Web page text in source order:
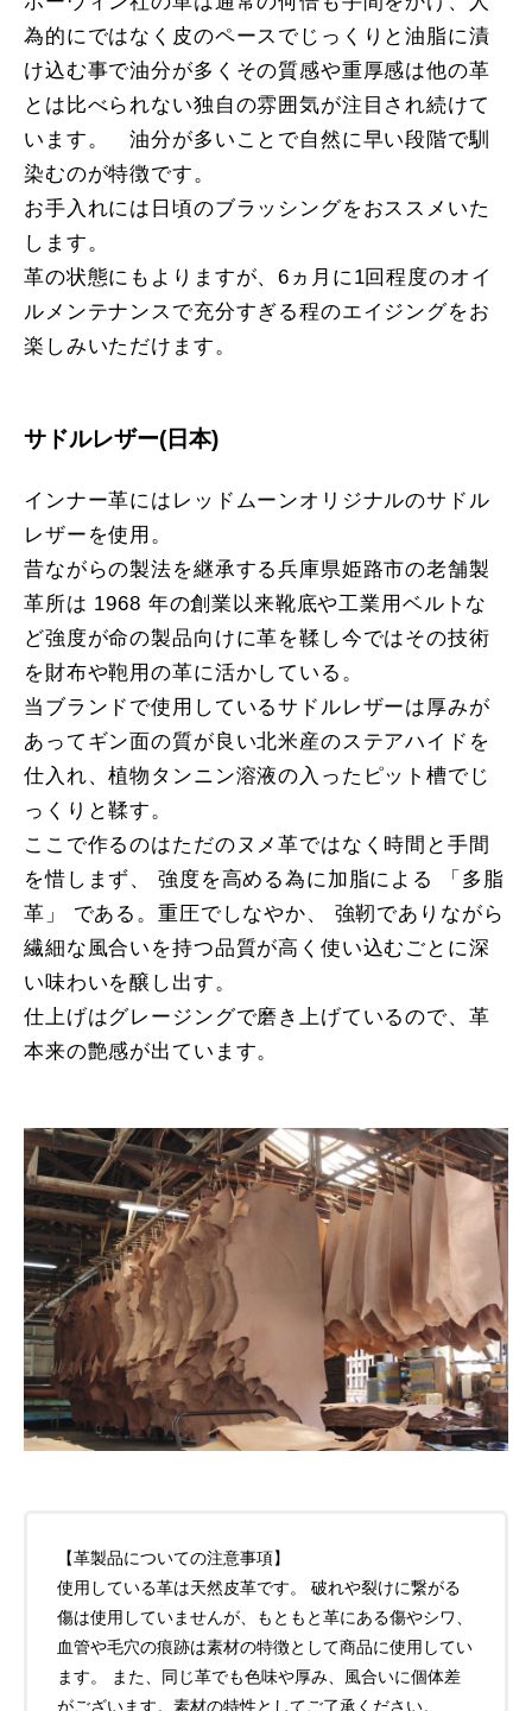
為的にではなく皮のペースでじっくりと油脂に漬
け込む事で油分が多くその質感や重厚感は他の革
とは比べられない独自の雰囲気が注目され続けて
います。 油分が多いことで自然に早い段階で馴
染むのが特徴です。
お手入れには日頃のブラッシングをおススメいた
します。
革の状態にもよりますが、6ヵ月に1回程度のオイ
ルメンテナンスで充分すぎる程のエイジングをお
楽しみいただけます。
サドルレザー(日本)
インナー革にはレッドムーンオリジナルのサドル
レザーを使用。
昔ながらの製法を継承する兵庫県姫路市の老舗製
革所は 1968 年の創業以来靴底や工業用ベルトな
ど強度が命の製品向けに革を鞣し今ではその技術
を財布や鞄用の革に活かしている。
当ブランドで使用しているサドルレザーは厚みが
あってギン面の質が良い北米産のステアハイドを
仕入れ、植物タンニン溶液の入ったピット槽でじ
っくりと鞣す。
ここで作るのはただのヌメ革ではなく時間と手間
を惜しまず、 強度を高める為に加脂による 「多脂
革」 である。重圧でしなやか、 強靭でありながら
繊細な風合いを持つ品質が高く使い込むごとに深
い味わいを醸し出す。
仕上げはグレージングで磨き上げているので、革
本来の艶感が出ています。
【革製品についての注意事項】
使用している革は天然皮革です。 破れや裂けに繋がる
傷は使用していませんが、もともと革にある傷やシワ、
血管や毛穴の痕跡は素材の特徴として商品に使用してい
ます。 また、同じ革でも色味や厚み、風合いに個体差
がございます。素材の特性としてご了承ください。